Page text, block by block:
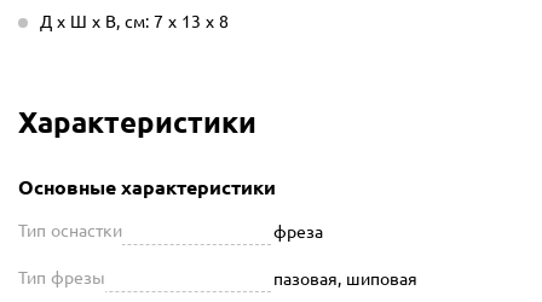
Д х Ш х В, см: 7 х 13 х 8
Характеристики
Основные характеристики
Тип оснастки фреза
Тип фрезы пазовая, шиповая